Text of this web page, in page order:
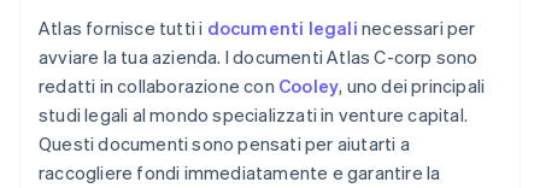
Atlas fornisce tutti i documenti legali necessari per
avviare la tua azienda. I documenti Atlas C-corp sono
redatti in collaborazione con Cooley, uno dei principali
studi legali al mondo specializzati in venture capital.
Questi documenti sono pensati per aiutarti a
raccogliere fondi immediatamente e garantire la